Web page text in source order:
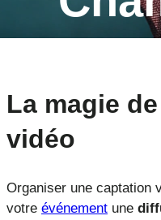
La magie
vidéo
Organiser une captation
votre événement une